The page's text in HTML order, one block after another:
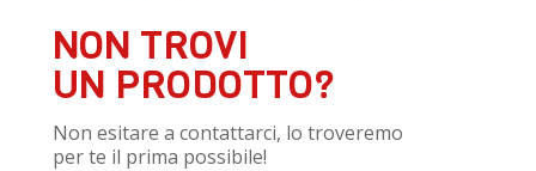
NON TROVI
UN PRODOTTO?
Non esitare a contattarci, lo troveremo
per te il prima possibile!